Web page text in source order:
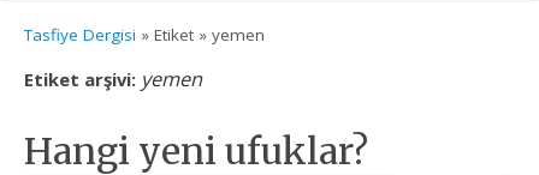
Tasfiye Dergisi » Etiket » yemen
Etiket arşivi: yemen
Hangi yeni ufuklar?